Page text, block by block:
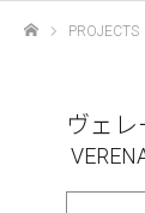
PROJECTS
ヴェ